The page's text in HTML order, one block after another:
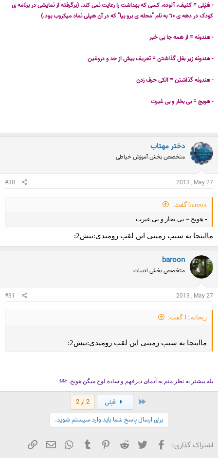
- هَپَلی = کثیف، آلوده، کسی که بهداشت را رعایت نمی کند. (برگرفته از نمایشی در برنامه ی
کودک در دهه ی ٦۰ به نام "محله ی برو بیا" که در آن هپلی نماد میکروب بود.)
- هندونه = از همه جا بی خبر
- هندونه زیر بغل گذاشتن = تعریف بیش از حد و دروغین
- هندونه گذاشتن = الکی حرف زدن
- هویج = بی بخار و بی غیرت
دختر مهتاب
متخصص بخش آموزش خیاطی
2013 , May 27
#30
baroon گفت:
- هویج = بی بخار و بی غیرت
مااینجا به سیب زمینی این لقب رومیدی:نیش2:
baroon
متخصص بخش ادبیات
2013 , May 27
#31
ریحانه11 گفت:
مااینجا به سیب زمینی این لقب رومیدی:نیش2:
بله بیشتر به نظر منم به آدمای دیرفهم و ساده لوح میگن هویج. :99:
اول قبلی
2 از 2
برای ارسال پاسخ شما باید وارد سیستم شوید.
اشتراک گذاری: فیسبوک تویتر Reddit
Pinterest
Tumblr
WhatsApp
ایمیل